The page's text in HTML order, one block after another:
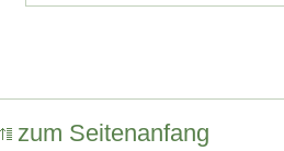
zum Seitenanfang